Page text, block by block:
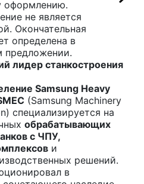
оформлению.
не является
Окончательная
определена в
предложении.
лидер станкостроения
Samsung Heavy
(Samsung Machinery
специализируется на
обрабатывающих
с ЧПУ,
и
решений.
в